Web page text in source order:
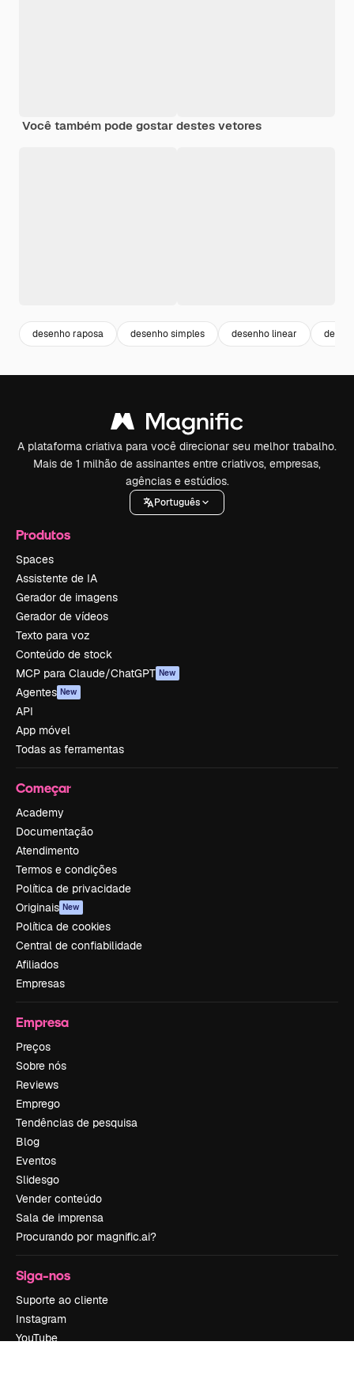
Você também pode gostar destes vetores
desenho raposa desenho simples desenho linear
A plataforma criativa para você direcionar seu melhor trabalho.
Mais de 1 milhão de assinantes entre criativos, empresas,
agências e estúdios.
Português
Produtos
Spaces
Assistente de IA
Gerador de imagens
Gerador de vídeos
Texto para voz
Conteúdo de stock
MCP para Claude/ChatGPT New
Agentes New
API
App móvel
Todas as ferramentas
Começar
Academy
Documentação
Atendimento
Termos e condições
Política de privacidade
Originais New
Política de cookies
Central de confiabilidade
Afiliados
Empresas
Empresa
Preços
Sobre nós
Reviews
Emprego
Tendências de pesquisa
Blog
Eventos
Slidesgo
Vender conteúdo
Sala de imprensa
Procurando por magnific.ai?
Siga-nos
Suporte ao cliente
Instagram
YouTube